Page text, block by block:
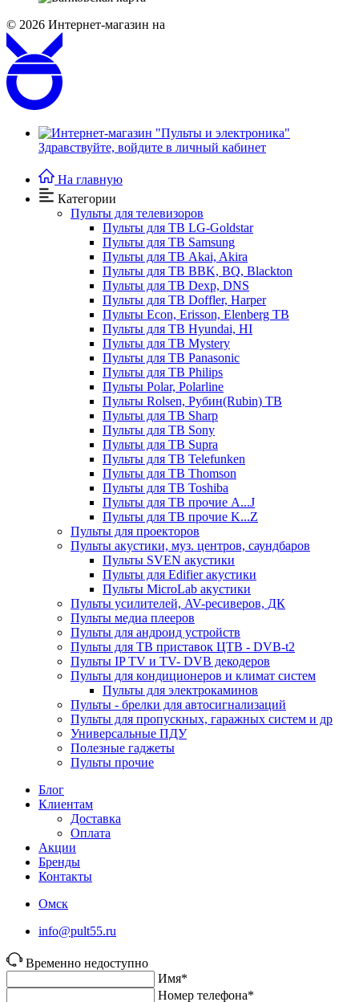
© 2026 Интернет-магазин на
Здравствуйте, войдите в личный кабинет
На главную
Категории
Пульты для телевизоров
Пульты для ТВ LG-Goldstar
Пульты для ТВ Samsung
Пульты для ТВ Akai, Akira
Пульты для ТВ BBK, BQ, Blackton
Пульты для ТВ Dexp, DNS
Пульты для ТВ Doffler, Harper
Пульты Econ, Erisson, Elenberg ТВ
Пульты для ТВ Hyundai, HI
Пульты для ТВ Mystery
Пульты для ТВ Panasonic
Пульты для ТВ Philips
Пульты Polar, Polarline
Пульты Rolsen, Рубин(Rubin) ТВ
Пульты для ТВ Sharp
Пульты для ТВ Sony
Пульты для ТВ Supra
Пульты для ТВ Telefunken
Пульты для ТВ Thomson
Пульты для ТВ Toshiba
Пульты для ТВ прочие A...J
Пульты для ТВ прочие K...Z
Пульты для проекторов
Пульты акустики, муз. центров, саундбаров
Пульты SVEN акустики
Пульты для Edifier акустики
Пульты MicroLab акустики
Пульты усилителей, AV-ресиверов, ДК
Пульты медиа плееров
Пульты для андроид устройств
Пульты для ТВ приставок ЦТВ - DVB-t2
Пульты IP TV и TV- DVB декодеров
Пульты для кондиционеров и климат систем
Пульты для электрокаминов
Пульты - брелки для автосигнализаций
Пульты для пропускных, гаражных систем и др
Универсальные ПДУ
Полезные гаджеты
Пульты прочие
Блог
Клиентам
Доставка
Оплата
Акции
Бренды
Контакты
Омск
info@pult55.ru
Временно недоступно
Имя*
Номер телефона*